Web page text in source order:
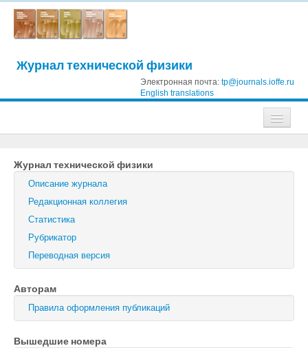
Журнал технической физики
Электронная почта: tp@journals.ioffe.ru
English translations
Журнал технической физики
Письма в Журнал технической физики
Физика твердого тела
Поиск
Журнал технической физики
Описание журнала
Редакционная коллегия
Статистика
Рубрикатор
Переводная версия
Авторам
Правила оформления публикаций
Вышедшие номера